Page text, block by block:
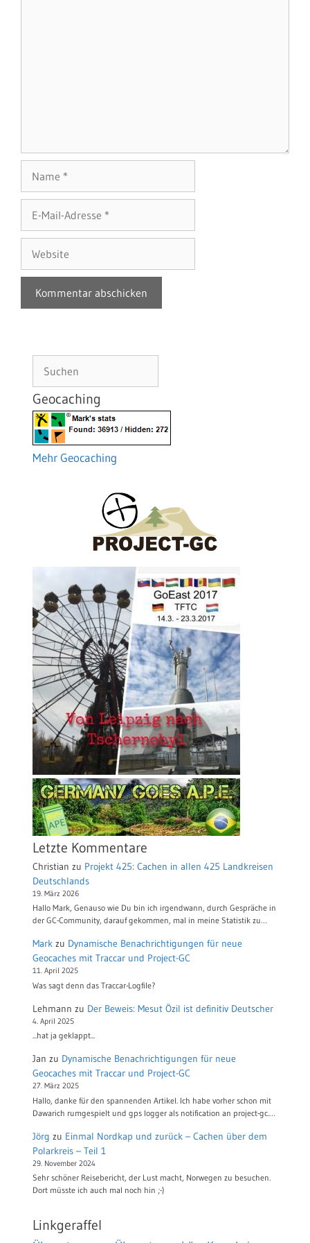
Mail-
Adresse
Geocaching
Mehr Geocaching
Letzte Kommentare
Christian zu Projekt 425: Cachen in allen 425 Landkreisen
Deutschlands
19. März 2026
Hallo Mark, Genauso wie Du bin ich irgendwann, durch Gespräche in
der GC-Community, darauf gekommen, mal in meine Statistik zu…
Mark zu Dynamische Benachrichtigungen für neue
Geocaches mit Traccar und Project-GC
11. April 2025
Was sagt denn das Traccar-Logfile?
Lehmann zu Der Beweis: Mesut Özil ist definitiv Deutscher
4. April 2025
...hat ja geklappt...
Jan zu Dynamische Benachrichtigungen für neue
Geocaches mit Traccar und Project-GC
27. März 2025
Hallo, danke für den spannenden Artikel. Ich habe vorher schon mit
Dawarich rumgespielt und gps logger als notification an project-gc.…
Jörg zu Einmal Nordkap und zurück – Cachen über dem
Polarkreis – Teil 1
29. November 2024
Sehr schöner Reisebericht, der Lust macht, Norwegen zu besuchen.
Dort müsste ich auch mal noch hin ;-)
Linkgeraffel